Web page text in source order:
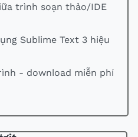
trình soạn thảo/IDE
Sublime Text 3 hiệu
- download miễn phí